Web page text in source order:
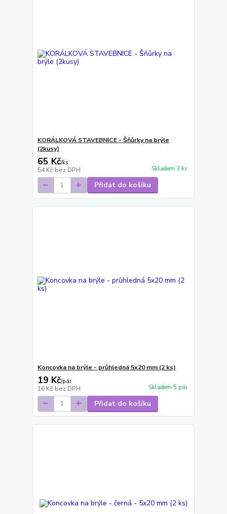
KORÁLKOVÁ STAVEBNICE - Šňůrky na brýle
(2kusy)
65 Kč/ks
54 Kč bez DPH Skladem 3 ks
Přidat do košíku
Koncovka na brýle - průhledná 5x20 mm (2 ks)
19 Kč/pár
16 Kč bez DPH Skladem 5 pár
Přidat do košíku